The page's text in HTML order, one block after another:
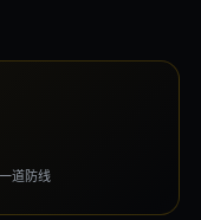
道防线